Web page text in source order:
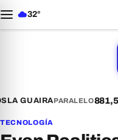
32°
LA GUAIRAPARALELO
TECNOLOGÍA